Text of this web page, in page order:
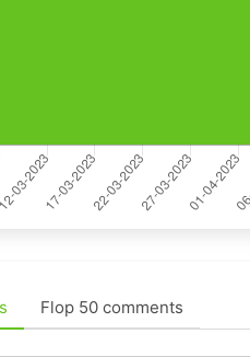
Flop 50 comments